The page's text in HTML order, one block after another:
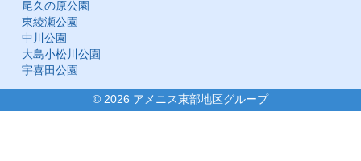
尾久の原公園
東綾瀬公園
中川公園
大島小松川公園
宇喜田公園
© 2026 アメニス東部地区グループ